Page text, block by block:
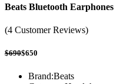
Beats Bluetooth Earphones
(4 Customer Reviews)
$690$650
Brand:Beats